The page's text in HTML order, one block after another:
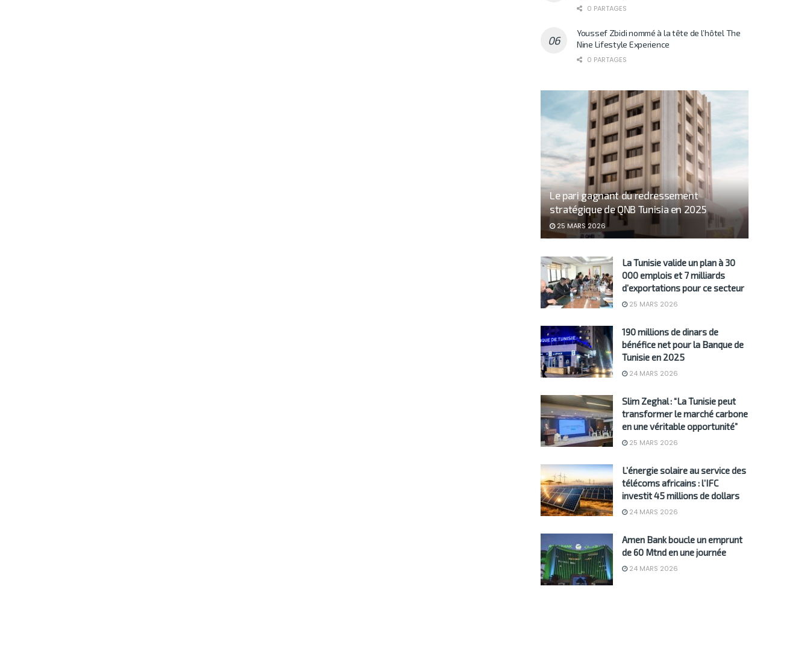
0 PARTAGES
Youssef Zbidi nommé à la tête de l’hôtel The
Nine Lifestyle Experience
0 PARTAGES
Le pari gagnant du redressement
stratégique de QNB Tunisia en 2025
25 MARS 2026
La Tunisie valide un plan à 30
000 emplois et 7 milliards
d’exportations pour ce secteur
25 MARS 2026
190 millions de dinars de
bénéfice net pour la Banque de
Tunisie en 2025
24 MARS 2026
Slim Zeghal : “La Tunisie peut
transformer le marché carbone
en une véritable opportunité”
25 MARS 2026
L’énergie solaire au service des
télécoms africains : l’IFC
investit 45 millions de dollars
24 MARS 2026
Amen Bank boucle un emprunt
de 60 Mtnd en une journée
24 MARS 2026